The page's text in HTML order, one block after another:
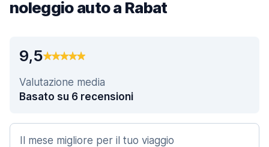
noleggio auto a Rabat
9,5
Valutazione media
Basato su 6 recensioni
Il mese migliore per il tuo viaggio